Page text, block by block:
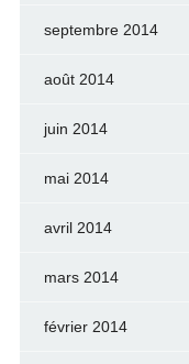
septembre 2014
août 2014
juin 2014
mai 2014
avril 2014
mars 2014
février 2014